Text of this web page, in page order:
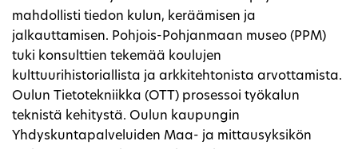
mahdollisti tiedon kulun, keräämisen ja
jalkauttamisen. Pohjois-Pohjanmaan museo (PPM)
tuki konsulttien tekemää koulujen
kulttuurihistoriallista ja arkkitehtonista arvottamista.
Oulun Tietotekniikka (OTT) prosessoi työkalun
teknistä kehitystä. Oulun kaupungin
Yhdyskuntapalveluiden Maa- ja mittausyksikön